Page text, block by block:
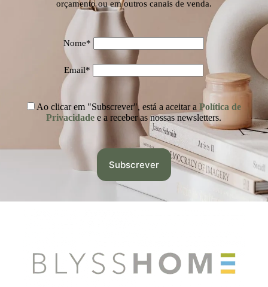
orçamento ou em outros canais de venda.
Nome*
Email*
Ao clicar em "Subscrever", está a aceitar a Política de
Privacidade e a receber as nossas newsletters.